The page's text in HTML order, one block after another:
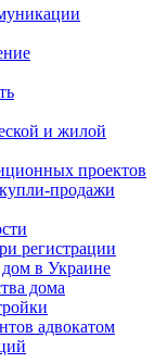
и жилой
проектов
продажи
регистрации
дом в Украине
дома
адвокатом